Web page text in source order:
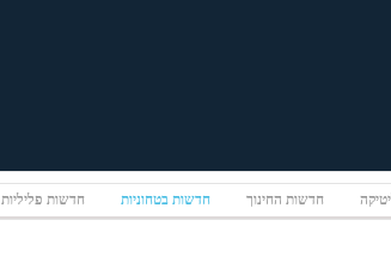
חדשות החינוך חדשות בטחוניות חדשות פליליות